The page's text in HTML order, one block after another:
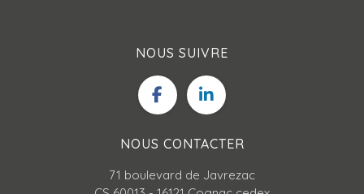
NOUS SUIVRE
NOUS CONTACTER
71 boulevard de Javrezac